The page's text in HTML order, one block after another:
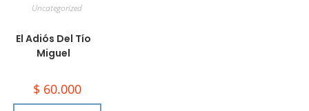
Uncategorized
El Adiós Del Tío
Miguel
$ 60.000